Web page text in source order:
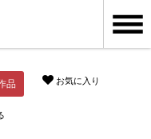
品 お気に入り